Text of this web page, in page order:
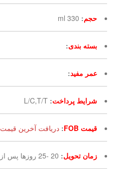
حجم:
330 ml
بسته بندی:
عمر مفید:
شرایط پرداخت:
L/C,T/T
قیمت FOB : دریافت آخرین قیمت
زمان تحویل: 20 -25 روزها پس از تأیید سفارش